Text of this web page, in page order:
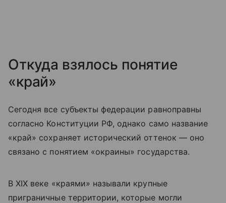
Откуда взялось понятие
«край»
Сегодня все субъекты федерации равноправны
согласно Конституции РФ, однако само название
«край» сохраняет исторический оттенок — оно
связано с понятием «окраины» государства.
В XIX веке «краями» называли крупные
приграничные территории, которые могли